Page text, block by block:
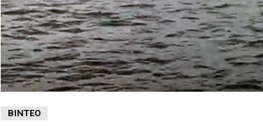
ΒΊΝΤΕΟ